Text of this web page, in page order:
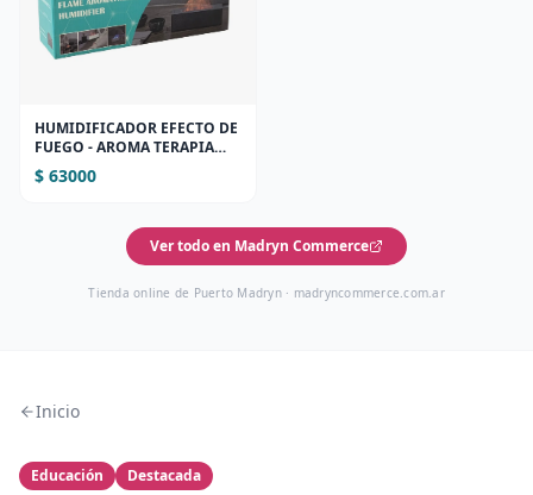
HUMIDIFICADOR EFECTO DE
FUEGO - AROMA TERAPIA
(NEGRO
$ 63000
Ver todo en Madryn Commerce
Tienda online de Puerto Madryn · madryncommerce.com.ar
Inicio
Educación Destacada